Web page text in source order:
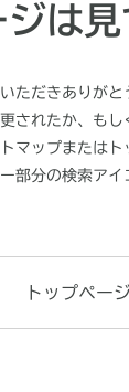
は
ただきありがと
されたか、もし
マップまたはト
部分の検索アイ
トップペー